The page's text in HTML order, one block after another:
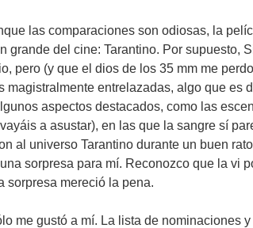
las comparaciones son odiosas, la
grande del cine: Tarantino. Por supuesto,
pero (y que el dios de los 35 mm me
magistralmente entrelazadas, algo que es
aspectos destacados, como las
a asustar), en las que la sangre sí
al universo Tarantino durante un buen
sorpresa para mí. Reconozco que la vi
sorpresa mereció la pena.
me gustó a mí. La lista de nominaciones